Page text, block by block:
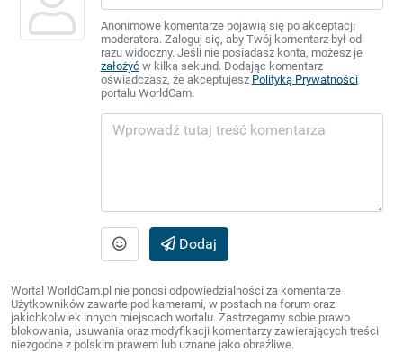
Anonimowe komentarze pojawią się po akceptacji
moderatora. Zaloguj się, aby Twój komentarz był od
razu widoczny. Jeśli nie posiadasz konta, możesz je
założyćw kilka sekund. Dodając komentarz
oświadczasz, że akceptujesz Polityką Prywatności
portalu WorldCam.
Dodaj
Wortal WorldCam.pl nie ponosi odpowiedzialności za komentarze
Użytkowników zawarte pod kamerami, w postach na forum oraz
jakichkolwiek innych miejscach wortalu. Zastrzegamy sobie prawo
blokowania, usuwania oraz modyfikacji komentarzy zawierających treści
niezgodne z polskim prawem lub uznane jako obraźliwe.